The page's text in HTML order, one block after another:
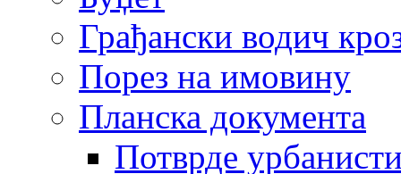
Грађански водич
Порез на имовину
Планска документа
Потврде